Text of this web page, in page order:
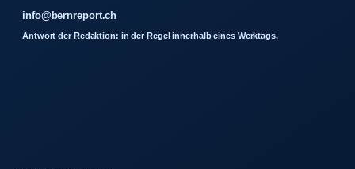
info@bernreport.ch
Antwort der Redaktion: in der Regel innerhalb eines Werktags.